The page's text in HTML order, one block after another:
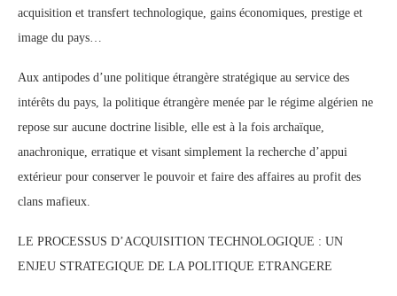
acquisition et transfert technologique, gains économiques, prestige et
image du pays…
Aux antipodes d’une politique étrangère stratégique au service des
intérêts du pays, la politique étrangère menée par le régime algérien ne
repose sur aucune doctrine lisible, elle est à la fois archaïque,
anachronique, erratique et visant simplement la recherche d’appui
extérieur pour conserver le pouvoir et faire des affaires au profit des
clans mafieux.
LE PROCESSUS D’ACQUISITION TECHNOLOGIQUE : UN
ENJEU STRATEGIQUE DE LA POLITIQUE ETRANGERE